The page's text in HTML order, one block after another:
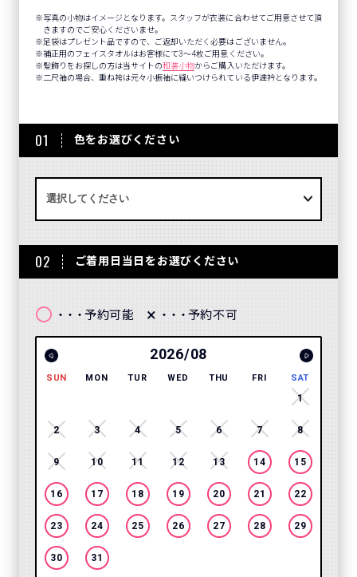
写真の小物はイメージとなります。スタッフが衣装に合わせてご用意させて頂
きますのでご安心くださいませ。
足袋はプレゼント品ですので、ご返却いただく必要はございません。
補正用のフェイスタオルはお客様にて3～4枚ご用意ください。
髪飾りをお探しの方は当サイトの和装小物からご購入いただけます。
二尺袖の場合、重ね袴は元々小振袖に縫いつけられている伊達衿となります。
01 色をお選びください
02 ご着用日当日をお選びください
〇 ・・・ 予約可能 × ・・・ 予約不可
2026/08
SUN MON TUR WED THU FRI SAT
1
2 3 4 5 6 7 8
9 10 11 12 13 14 15
16 17 18 19 20 21 22
23 24 25 26 27 28 29
30 31
SUN
13
20
27